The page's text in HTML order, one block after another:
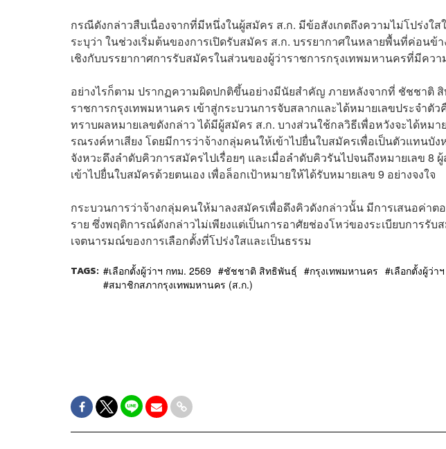
กรณีดังกล่าวสืบเนื่องจากที่มีหนึ่งในผู้สมัคร ส.ก. มีข้อสังเกตถึงความไม่โปร่งใ
ระบุว่า ในช่วงเริ่มต้นของการเปิดรับสมัคร ส.ก. บรรยากาศในหลายพื้นที่ค่อนข้า
เชิงกับบรรยากาศการรับสมัครในส่วนของผู้ว่าราชการกรุงเทพมหานครที่มีคว
อย่างไรก็ตาม ปรากฏความผิดปกติขึ้นอย่างมีนัยสำคัญ ภายหลังจากที่ ชัชชาติ
ราชการกรุงเทพมหานคร เข้าสู่กระบวนการจับสลากและได้หมายเลขประจำตั
ทราบผลหมายเลขดังกล่าว ได้มีผู้สมัคร ส.ก. บางส่วนใช้กลวิธีเพื่อหวังจะได้หมา
รณรงค์หาเสียง โดยมีการว่าจ้างกลุ่มคนให้เข้าไปยื่นใบสมัครเพื่อเป็นตัวแทน
จังหวะดึงลำดับคิวการสมัครไปเรื่อยๆ และเมื่อลำดับคิวรันไปจนถึงหมายเลข 8
เข้าไปยื่นใบสมัครด้วยตนเอง เพื่อล็อกเป้าหมายให้ได้รับหมายเลข 9 อย่างจงใจ
กระบวนการว่าจ้างกลุ่มคนให้มาลงสมัครเพื่อดึงคิวดังกล่าวนั้น มีการเสนอค่าต
ราย ซึ่งพฤติการณ์ดังกล่าวไม่เพียงแต่เป็นการอาศัยช่องโหว่ของระเบียบการรั
เจตนารมณ์ของการเลือกตั้งที่โปร่งใสและเป็นธรรม
TAGS: เลือกตั้งผู้ว่าฯ กทม. 2569 ชัชชาติ สิทธิพันธุ์ กรุงเทพมหานคร
เลือกตั้งผู้ว่า
สมาชิกสภากรุงเทพมหานคร (ส.ก.)